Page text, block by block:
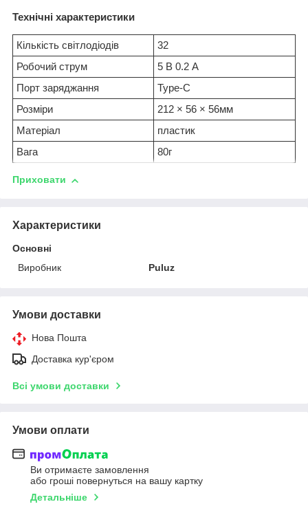
Технічні характеристики
Кількість світлодіодів
32
Робочий струм
5 В 0.2 А
Порт заряджання
Type-C
Розміри
212 × 56 × 56мм
Матеріал
пластик
Вага
80г
Приховати
Характеристики
Основні
Виробник
Puluz
Умови доставки
Нова Пошта
Доставка кур'єром
Всі умови доставки
Умови оплати
Ви отримаєте замовлення
або гроші повернуться на вашу картку
Детальніше